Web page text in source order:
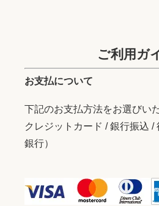
ご利用ガ
お支払について
下記のお支払方法をお選びい
クレジットカード / 銀行振込 /
銀行）